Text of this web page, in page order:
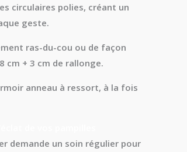
circulaires polies, créant un
geste.
ras-du-cou ou de façon
cm + 3 cm de rallonge.
anneau à ressort, à la fois
demande un soin régulier pour